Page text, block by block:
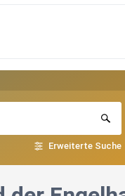
Erweiterte Suche